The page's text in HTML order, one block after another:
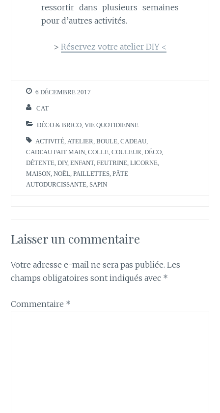
ressortir dans plusieurs semaines
pour d’autres activités.
> Réservez votre atelier DIY <
6 DÉCEMBRE 2017
CAT
DÉCO & BRICO ,VIE QUOTIDIENNE
ACTIVITÉ ATELIER ,BOULE ,CADEAU
CADEAU FAIT MAIN ,COLLE ,COULEUR ,DÉCO
DÉTENTE ,DIY,ENFANT,FEUTRINE ,LICORNE
MAISON ,NOËL ,PAILLETTES ,PÂTE
AUTODURCISSANTE SAPIN
Laisser un commentaire
Votre adresse e-mail ne sera pas publiée. Les
champs obligatoires sont indiqués avec *
Commentaire *